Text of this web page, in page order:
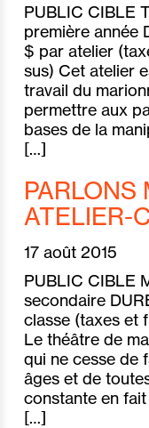
PUBLIC CIBLE
première année
$ par atelier
sus) Cet atelier
travail du
permettre aux
bases de la
[…]
PARLONS
ATELIER-
17 août 2015
PUBLIC CIBLE
secondaire
classe (taxes et
Le théâtre de
qui ne cesse de
âges et de
constante en
[…]